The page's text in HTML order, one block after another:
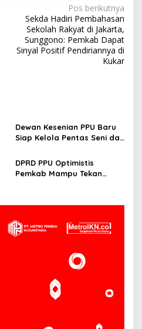
Pos berikutnya
Sekda Hadiri Pembahasan
Sekolah Rakyat di Jakarta,
Sunggono: Pemkab Dapat
Sinyal Positif Pendiriannya di
Kukar
Dewan Kesenian PPU Baru
Siap Kelola Pentas Seni dan
Baik, Kenapa Tidak
DPRD PPU Optimistis
Pemkab Mampu Tekan
O Persen